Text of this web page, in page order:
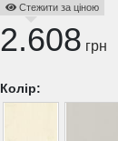
Стежити за ціною
2.608 грн
Колір: